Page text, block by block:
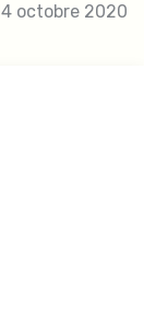
octobre 2020